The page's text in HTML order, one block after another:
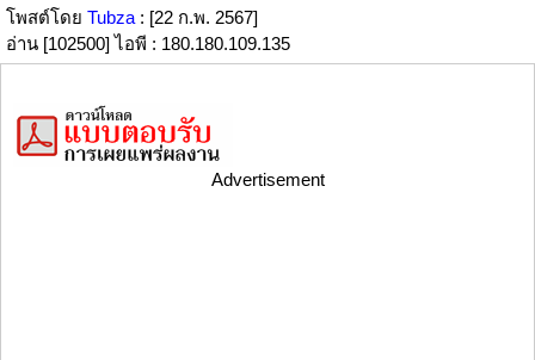
โพสต์โดย Tubza : [22 ก.พ. 2567]
อ่าน [102500] ไอพี : 180.180.109.135
Advertisement